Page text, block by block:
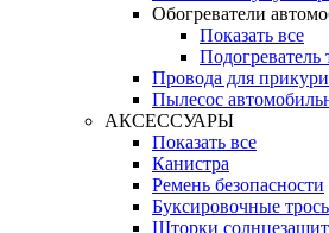
Обогреватели
Показать все
Подогреватель
Провода для
Пылесос
АКСЕССУАРЫ
Показать все
Канистра
Ремень безопасности
Буксировочные
Шторки